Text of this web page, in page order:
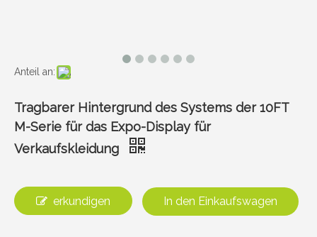
Anteil an:
Tragbarer Hintergrund des Systems der 10FT
M-Serie für das Expo-Display für
Verkaufskleidung
erkundigen In den Einkaufswagen